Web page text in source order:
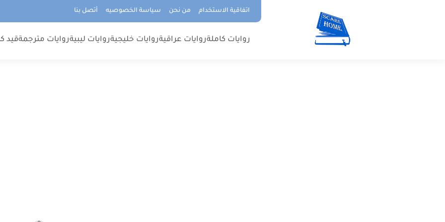
اتفاقية الاستخدام من نحن سياسة الخصوصيه أتصل بنا
روايات كاملةروايات عراقيةروايات خليجيةروايات ليبيةروايات مترجمةقيد